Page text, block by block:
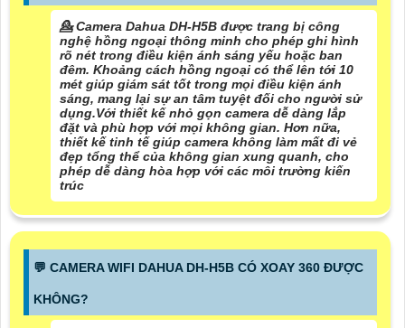
💁Camera Dahua DH-H5B được trang bị công
nghệ hồng ngoại thông minh cho phép ghi hình
rõ nét trong điều kiện ánh sáng yếu hoặc ban
đêm. Khoảng cách hồng ngoại có thể lên tới 10
mét giúp giám sát tốt trong mọi điều kiện ánh
sáng, mang lại sự an tâm tuyệt đối cho người sử
dụng.Với thiết kế nhỏ gọn camera dễ dàng lắp
đặt và phù hợp với mọi không gian. Hơn nữa,
thiết kế tinh tế giúp camera không làm mất đi vẻ
đẹp tổng thể của không gian xung quanh, cho
phép dễ dàng hòa hợp với các môi trường kiến
trúc
️💬 CAMERA WIFI DAHUA DH-H5B CÓ XOAY 360 ĐƯỢC
KHÔNG?